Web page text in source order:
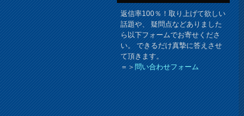
返信率100％！取り上げて欲しい
話題や、 疑問点などありました
ら以下フォームでお寄せくださ
い。 できるだけ真摯に答えさせ
て頂きます。
＝＞問い合わせフォーム